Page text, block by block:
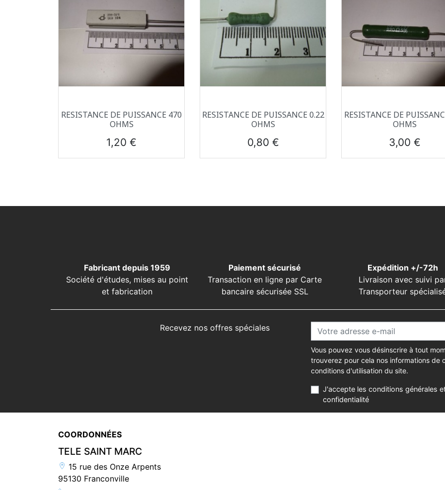
Aperçu rapide
RESISTANCE DE PUISSANCE 470
OHMS
Prix
1,20 €
Aperçu rapide
RESISTANCE DE PUISSANCE 0.22
OHMS
Prix
0,80 €
Aperçu rapide
RESISTANCE DE
OHMS
Prix
3,00 €
Fabricant depuis 1959
Société d'études, mises au point
et fabrication
Paiement sécurisé
Transaction en ligne par Carte
bancaire sécurisée SSL
Expédition +/-72h
Livraison avec suivi
Transporteur
Recevez nos offres spéciales
Vous pouvez vous désinscrire à tout
trouverez pour cela nos informations de
conditions d'utilisation du site.
J'accepte les conditions générales
confidentialité
COORDONNÉES
TELE SAINT MARC
15 rue des Onze Arpents
95130 Franconville